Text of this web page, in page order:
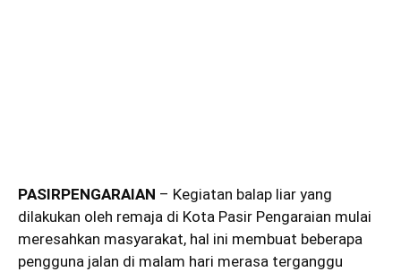
PASIRPENGARAIAN – Kegiatan balap liar yang
dilakukan oleh remaja di Kota Pasir Pengaraian mulai
meresahkan masyarakat, hal ini membuat beberapa
pengguna jalan di malam hari merasa terganggu